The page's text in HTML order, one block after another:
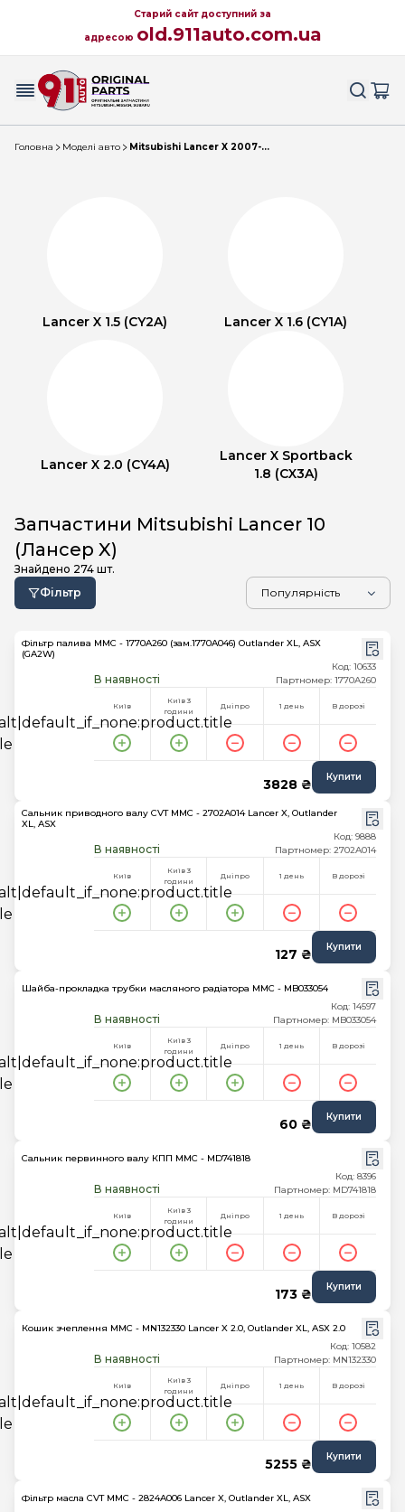
Старий сайт доступний за
адресою old.911auto.com.ua
Головна Моделі авто Mitsubishi Lancer X 2007-...
Lancer X 1.5 (CY2A) Lancer X 1.6 (CY1A)
Lancer X 2.0 (CY4A)
Lancer X Sportback
1.8 (CX3A)
Запчастини Mitsubishi Lancer 10
(Лансер X)
Знайдено 274 шт.
Фільтр
Фільтр палива MMC - 1770A260 (зам.1770A046) Outlander XL, ASX
(GA2W)
В наявності
Код: 10633
Партномер: 1770A260
Київ
Київ 3
години
Дніпро 1 день В дорозі
3828 ₴ Купити
Сальник приводного валу CVT MMC - 2702A014 Lancer X, Outlander
XL, ASX
В наявності
Код: 9888
Партномер: 2702A014
Київ
Київ 3
години
Дніпро 1 день В дорозі
127 ₴ Купити
Шайба-прокладка трубки масляного радіатора MMC - MB033054
В наявності
Код: 14597
Партномер: MB033054
Київ
Київ 3
години
Дніпро 1 день В дорозі
60 ₴ Купити
Сальник первинного валу КПП MMC - MD741818
В наявності
Код: 8396
Партномер: MD741818
Київ
Київ 3
години
Дніпро 1 день В дорозі
173 ₴ Купити
Кошик зчеплення MMC - MN132330 Lancer X 2.0, Outlander XL, ASX 2.0
В наявності
Код: 10582
Партномер: MN132330
Київ
Київ 3
години
Дніпро 1 день В дорозі
5255 ₴ Купити
Фільтр масла CVT MMC - 2824A006 Lancer X, Outlander XL, ASX